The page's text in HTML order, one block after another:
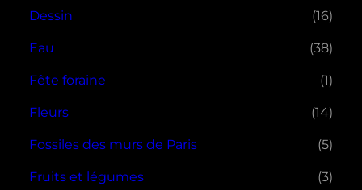
Dessin (16)
Eau (38)
Fête foraine (1)
Fleurs (14)
Fossiles des murs de Paris (5)
Fruits et légumes (3)